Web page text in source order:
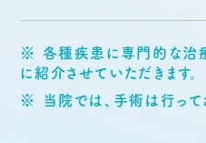
※ 各種疾患に専門的な治
に紹介させていただきます。
※ 当院では、手術は行って